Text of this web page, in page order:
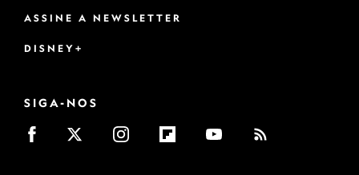
ASSINE A NEWSLETTER
DISNEY+
SIGA-NOS